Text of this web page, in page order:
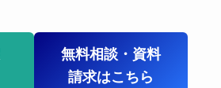
無料相談・資料
請求はこちら